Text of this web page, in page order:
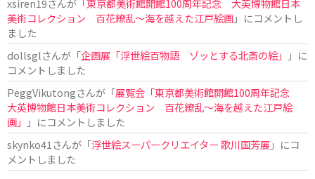
xsiren19さんが「東京都美術館開館100周年記念 大英博物館日本
美術コレクション 百花繚乱～海を越えた江戸絵画」にコメントし
ました
dollsglさんが「企画展「浮世絵百物語 ゾッとする北斎の絵」
」に
コメントしました
PeggVikutongさんが「展覧会「東京都美術館開館100周年記念
大英博物館日本美術コレクション 百花繚乱〜海を越えた江戸絵
画」
」にコメントしました
skynko41 さんが「浮世絵スーパークリエイター 歌川国芳展 」にコ
メントしました